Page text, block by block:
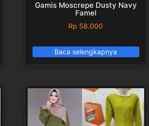
Gamis Moscrepe Dusty Navy
Famel
Rp 58.000
Baca selengkapnya